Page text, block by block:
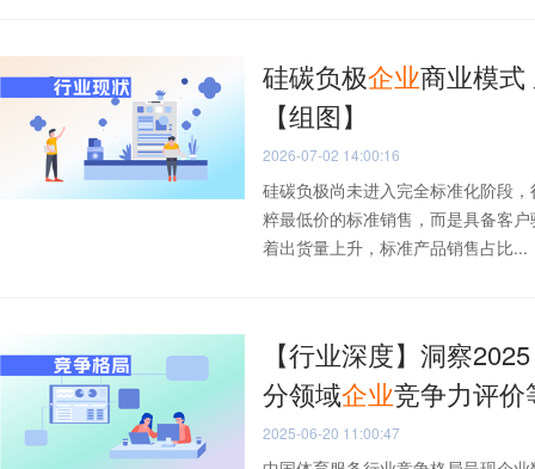
硅碳负极企业商业模式
【组图】
2026-07-02 14:00:16
硅碳负极尚未进入完全标准化阶段
粹最低价的标准销售，而是具备客
着出货量上升，标准产品销售占比...
【行业深度】洞察
分领域企业竞争力评价
2025-06-20 11:00:47